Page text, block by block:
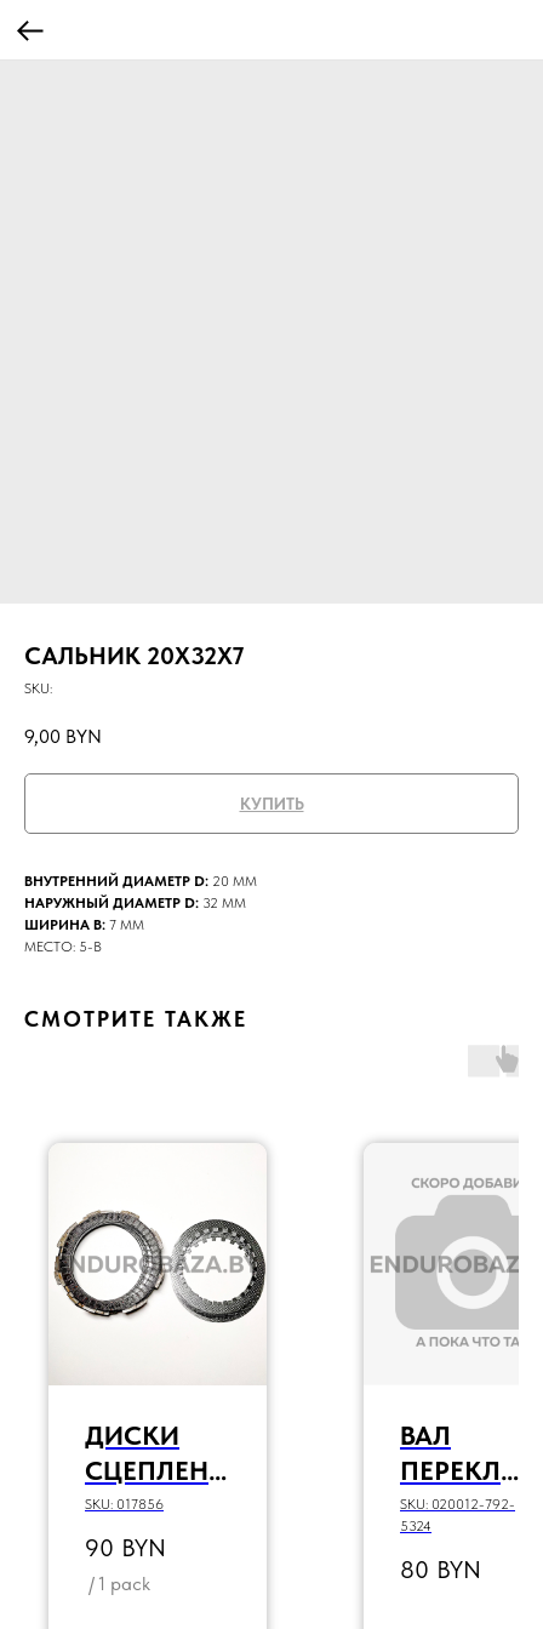
САЛЬНИК 20X32X7
SKU:
9,00 BYN
КУПИТЬ
ВНУТРЕННИЙ ДИАМЕТР D: 20 ММ
НАРУЖНЫЙ ДИАМЕТР D: 32 ММ
ШИРИНА B: 7 ММ
МЕСТО: 5-В
СМОТРИТЕ ТАКЖЕ
ДИСКИ
СЦЕПЛЕНИ
Я -
ФРИКЦИО
ННЫЙ
SKU: 017856
90 BYN
/ 1 pack
ВАЛ
ЕНИЯ
ПЕРЕДАЧ В
СБОРЕ
SKU: 020012-792-
5324
80 BYN